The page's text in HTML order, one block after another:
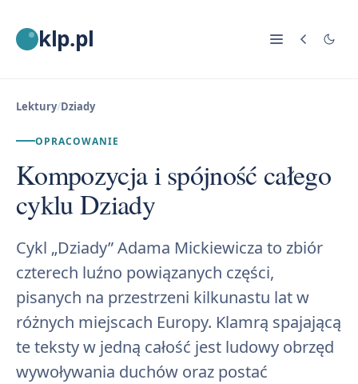
klp.pl
Lektury/Dziady
OPRACOWANIE
Kompozycja i spójność całego
cyklu Dziady
Cykl „Dziady” Adama Mickiewicza to zbiór
czterech luźno powiązanych części,
pisanych na przestrzeni kilkunastu lat w
różnych miejscach Europy. Klamrą spajającą
te teksty w jedną całość jest ludowy obrzęd
wywoływania duchów oraz postać